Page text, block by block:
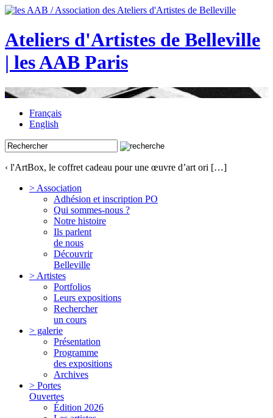
Ateliers d'Artistes de Belleville
| les AAB Paris
Français
English
‹ l'ArtBox, le coffret cadeau pour une œuvre d’art ori […]
> Association
Adhésion et inscription PO
Qui sommes-nous ?
Notre histoire
Ils parlent
de nous
Découvrir
Belleville
> Artistes
Portfolios
Leurs expositions
Rechercher
un cours
> galerie
Présentation
Programme
des expositions
Archives
> Portes
Ouvertes
Édition 2026